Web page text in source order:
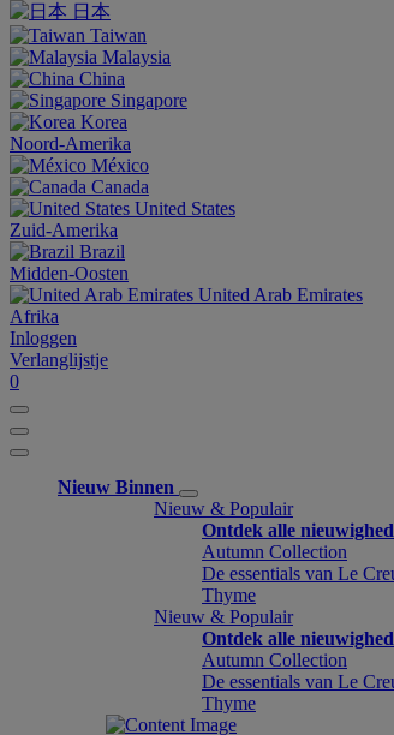
日本
Taiwan
Malaysia
China
Singapore
Korea
Noord-Amerika
México
Canada
United States
Zuid-Amerika
Brazil
Midden-Oosten
United Arab Emirates
Afrika
Inloggen
Verlanglijstje
0
Nieuw Binnen
Nieuw & Populair
Ontdek alle
Autumn Collection
De essentials van Le
Thyme
Nieuw & Populair
Ontdek alle
Autumn Collection
De essentials van Le
Thyme